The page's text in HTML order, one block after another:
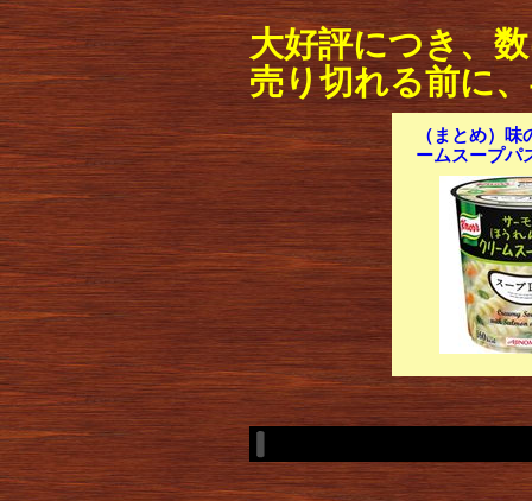
大好評につき、
売り切れる前に
（まとめ）
ームスープパ